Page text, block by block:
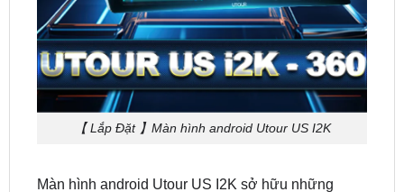
【 Lắp Đặt 】Màn hình android Utour US I2K
Màn hình android Utour US I2K sở hữu những